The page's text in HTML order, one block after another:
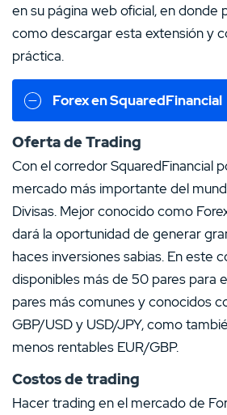
en su página web oficial, en donde
como descargar esta extensión y
práctica.
Forex en SquaredFinancial
Oferta de Trading
Con el corredor SquaredFinancial
mercado más importante del
Divisas. Mejor conocido como
dará la oportunidad de generar
haces inversiones sabias. En este
disponibles más de 50 pares para
pares más comunes y conocidos
GBP/USD y USD/JPY, como
menos rentables EUR/GBP.
Costos de trading
Hacer trading en el mercado de